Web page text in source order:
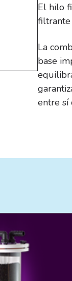
El hilo
filtrante
La
base
entre sí